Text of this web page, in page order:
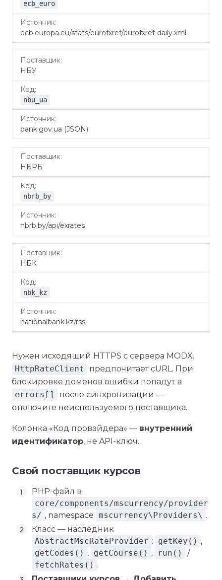
ecb_euro
ecb.europa.eu/stats/eurofxref/eurofxref-daily.xml
НБУ
nbu_ua
bank.gov.ua (JSON)
НБРБ
nbrb_by
nbrb.by/api/exrates
НБК
nbk_kz
nationalbank.kz/rss
Нужен исходящий HTTPS с сервера MODX.
HttpRateClient
предпочитает cURL. При
блокировке доменов ошибки попадут в
errors[]
после синхронизации —
отключите неиспользуемого поставщика.
Колонка «Код провайдера» — внутренний
идентификатор, не API-ключ.
Свой поставщик курсов
PHP-файл в
core/components/mscurrency/provider
s/ , namespace mscurrency\Providers\ .
Класс — наследник
AbstractMscRateProvider : getKey() ,
getCodes() , getCourse() , run()
/
fetchRates() .